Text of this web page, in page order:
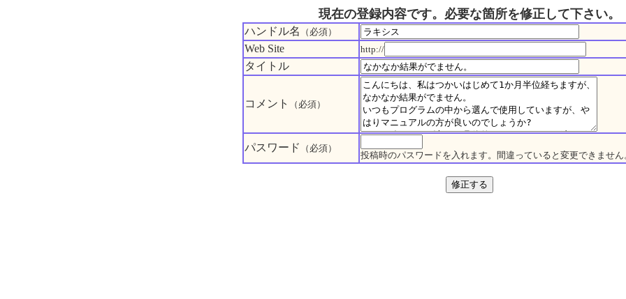
現在の登録内容です。必要な箇所を修正して下さい。
ハンドル名 （必須）
Web Site http://
タイトル
コメント （必須）
パスワード （必須）
投稿時のパスワードを入れます。間違っていると変更できません